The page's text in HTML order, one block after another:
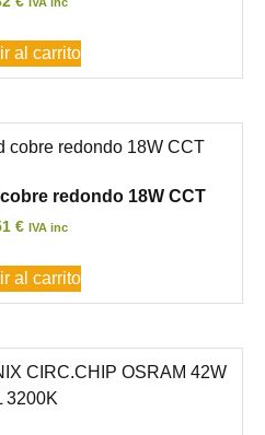
al carrito
redondo 18W CCT
€ IVA inc
al carrito